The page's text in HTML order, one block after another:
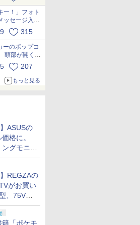
ー！」フォト
ッセージ入り
どが登場315
ーのポップコ
頭部が開く仕
レーバー」
207
もっと見る
ASUSの
格に。
グモニタ
定モデルも
REGZAの
がお買い
、75V型
ラインナ
籍「ポケモ